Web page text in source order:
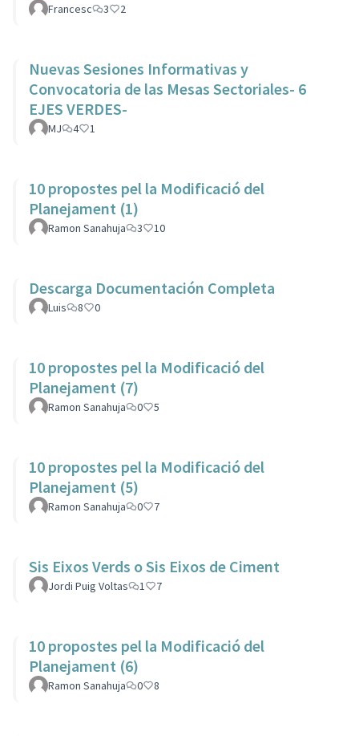
Francesc 3 2
Nuevas Sesiones Informativas y
Convocatoria de las Mesas Sectoriales- 6
EJES VERDES-
MJ 4 1
10 propostes pel la Modificació del
Planejament (1)
Ramon Sanahuja 3 10
Descarga Documentación Completa
Luis 8 0
10 propostes pel la Modificació del
Planejament (7)
Ramon Sanahuja 0 5
10 propostes pel la Modificació del
Planejament (5)
Ramon Sanahuja 0 7
Sis Eixos Verds o Sis Eixos de Ciment
Jordi Puig Voltas 1 7
10 propostes pel la Modificació del
Planejament (6)
Ramon Sanahuja 0 8